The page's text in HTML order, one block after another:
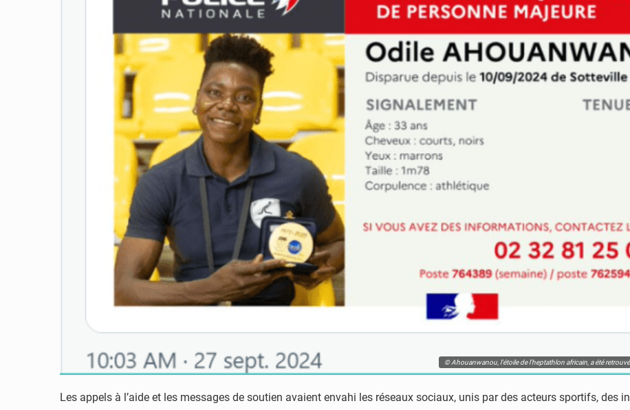
© Ahouanwanou, l'étoile de l'heptathlon africain, a été
Les appels à l’aide et les messages de soutien avaient envahi les réseaux sociaux, unis par des acteurs sportifs, des